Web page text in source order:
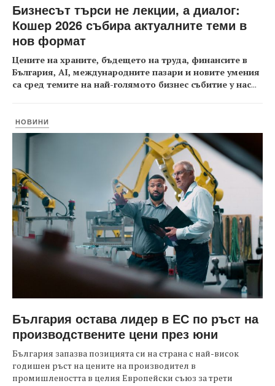
Бизнесът търси не лекции, а диалог:
Кошер 2026 събира актуалните теми в
нов формат
Цените на храните, бъдещето на труда, финансите в
България, AI, международните пазари и новите умения
са сред темите на най-голямото бизнес събитие у нас...
НОВИНИ
България остава лидер в ЕС по ръст на
производствените цени през юни
България запазва позицията си на страна с най-висок
годишен ръст на цените на производител в
промишлеността в целия Европейски съюз за трети